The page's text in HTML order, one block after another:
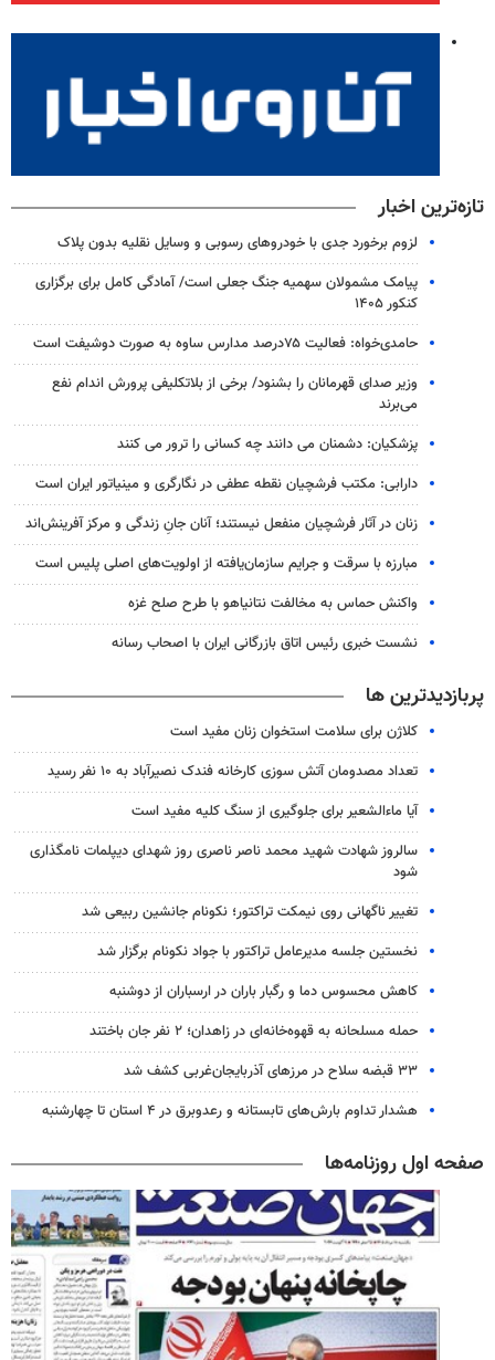
تازه‌ترین اخبار
لزوم برخورد جدی با خودروهای رسوبی و وسایل نقلیه بدون پلاک
پیامک مشمولان سهمیه جنگ جعلی است/ آمادگی کامل برای برگزاری
کنکور ۱۴۰۵
حامدی‌خواه: فعالیت ۷۵درصد مدارس ساوه به صورت دوشیفت است
وزیر صدای قهرمانان را بشنود/ برخی از بلاتکلیفی پرورش اندام نفع
می‌برند
پزشکیان: دشمنان می دانند چه کسانی را ترور می کنند
دارابی: مکتب فرشچیان نقطه عطفی در نگارگری و مینیاتور ایران است
زنان در آثار فرشچیان منفعل نیستند؛ آنان جانِ زندگی و مرکز آفرینش‌اند
مبارزه با سرقت و جرایم سازمان‌یافته از اولویت‌های اصلی پلیس است
واکنش حماس به مخالفت نتانیاهو با طرح صلح غزه
نشست خبری رئیس اتاق بازرگانی ایران با اصحاب رسانه
پربازدیدترین ها
کلاژن برای سلامت استخوان زنان مفید است
تعداد مصدومان آتش سوزی کارخانه فندک نصیرآباد به ۱۰ نفر رسید
آیا ماءالشعیر برای جلوگیری از سنگ کلیه مفید است
سالروز شهادت شهید محمد ناصر ناصری روز شهدای دیپلمات نامگذاری
شود
تغییر ناگهانی روی نیمکت تراکتور؛ نکونام جانشین ربیعی شد
نخستین جلسه مدیرعامل تراکتور با جواد نکونام برگزار شد
کاهش محسوس دما و رگبار باران در ارسباران از دوشنبه
حمله مسلحانه به قهوه‌خانه‌ای در زاهدان؛ ۲ نفر جان باختند
۳۳ قبضه سلاح در مرزهای آذربایجان‌غربی کشف شد
هشدار تداوم بارش‌های تابستانه و رعدوبرق در ۴ استان تا چهارشنبه
صفحه اول روزنامه‌ها